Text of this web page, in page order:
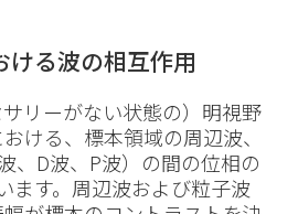
る波の相互作用
サリーがない状態の）明視野
ける、標本領域の周辺波、
、D波、P波）の間の位相の
ます。周辺波および粒子波